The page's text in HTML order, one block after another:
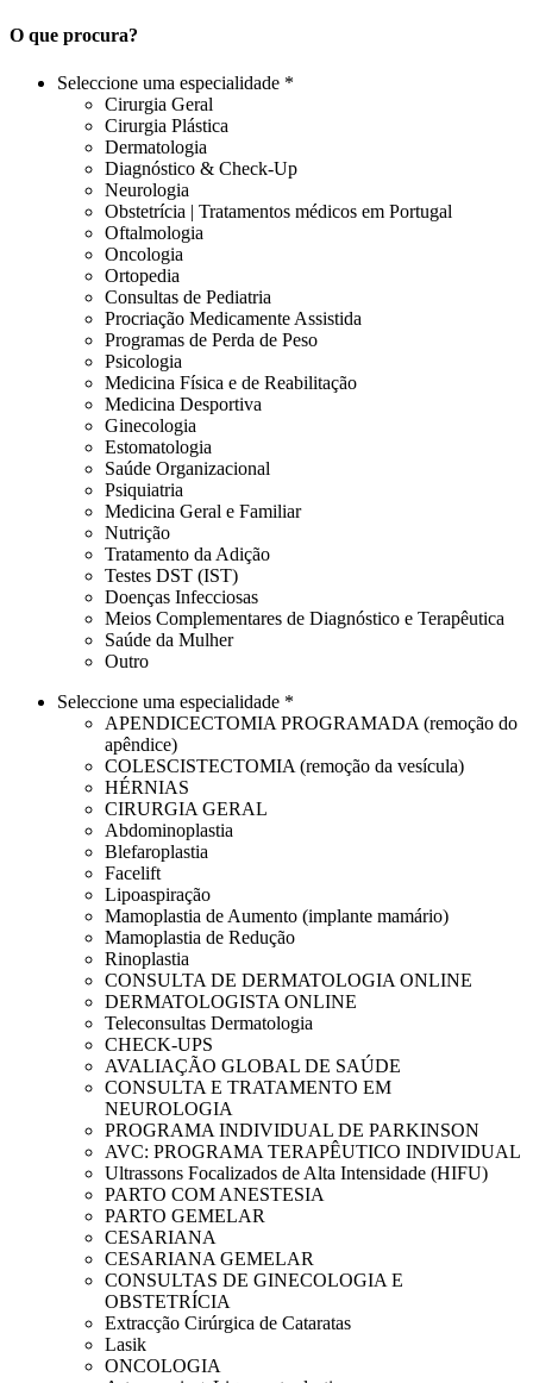
O que procura?
Seleccione uma especialidade *
Cirurgia Geral
Cirurgia Plástica
Dermatologia
Diagnóstico & Check-Up
Neurologia
Obstetrícia | Tratamentos médicos em Portugal
Oftalmologia
Oncologia
Ortopedia
Consultas de Pediatria
Procriação Medicamente Assistida
Programas de Perda de Peso
Psicologia
Medicina Física e de Reabilitação
Medicina Desportiva
Ginecologia
Estomatologia
Saúde Organizacional
Psiquiatria
Medicina Geral e Familiar
Nutrição
Tratamento da Adição
Testes DST (IST)
Doenças Infecciosas
Meios Complementares de Diagnóstico e Terapêutica
Saúde da Mulher
Outro
Seleccione uma especialidade *
APENDICECTOMIA PROGRAMADA (remoção do
apêndice)
COLESCISTECTOMIA (remoção da vesícula)
HÉRNIAS
CIRURGIA GERAL
Abdominoplastia
Blefaroplastia
Facelift
Lipoaspiração
Mamoplastia de Aumento (implante mamário)
Mamoplastia de Redução
Rinoplastia
CONSULTA DE DERMATOLOGIA ONLINE
DERMATOLOGISTA ONLINE
Teleconsultas Dermatologia
CHECK-UPS
AVALIAÇÃO GLOBAL DE SAÚDE
CONSULTA E TRATAMENTO EM
NEUROLOGIA
PROGRAMA INDIVIDUAL DE PARKINSON
AVC: PROGRAMA TERAPÊUTICO INDIVIDUAL
Ultrassons Focalizados de Alta Intensidade (HIFU)
PARTO COM ANESTESIA
PARTO GEMELAR
CESARIANA
CESARIANA GEMELAR
CONSULTAS DE GINECOLOGIA E
OBSTETRÍCIA
Extracção Cirúrgica de Cataratas
Lasik
ONCOLOGIA